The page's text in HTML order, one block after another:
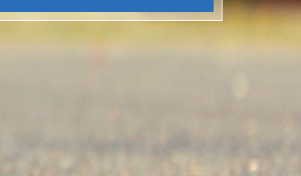
44号山东大学趵突泉校区综合楼